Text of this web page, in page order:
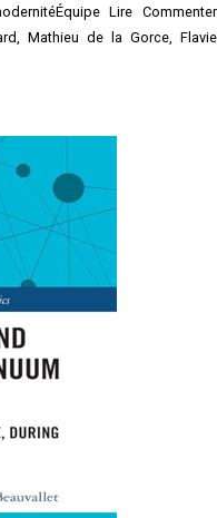
Lire Commenter
Mathieu de la Gorce, Flavie